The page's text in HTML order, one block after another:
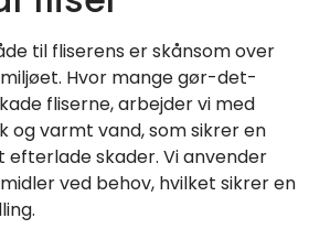
til fliserens er skånsom over
Hvor mange gør-det-
fliserne, arbejder vi med
varmt vand, som sikrer en
efterlade skader. Vi anvender
ved behov, hvilket sikrer en